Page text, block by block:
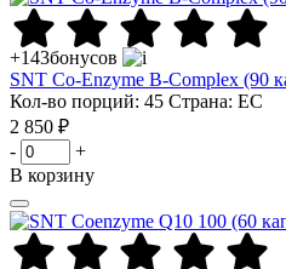
+143бонусов
SNT Co-Enzyme B-Complex (90
Кол-во порций: 45 Страна: ЕС
2 850 ₽
-
+
В корзину